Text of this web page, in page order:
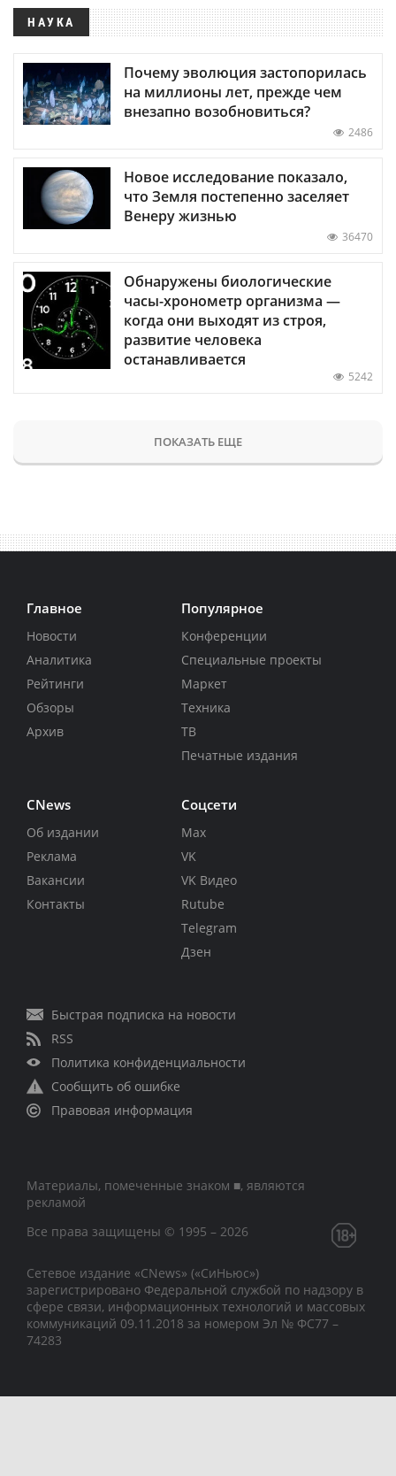
НАУКА
Почему эволюция застопорилась
на миллионы лет, прежде чем
внезапно возобновиться?
2486
Новое исследование показало,
что Земля постепенно заселяет
Венеру жизнью
36470
Обнаружены биологические
часы-хронометр организма —
когда они выходят из строя,
развитие человека
останавливается
5242
ПОКАЗАТЬ ЕЩЕ
Главное
Новости
Аналитика
Рейтинги
Обзоры
Архив
Популярное
Конференции
Специальные проекты
Маркет
Техника
ТВ
Печатные издания
CNews
Об издании
Реклама
Вакансии
Контакты
Соцсети
Max
VK
VK Видео
Rutube
Telegram
Дзен
Быстрая подписка на новости
RSS
Политика конфиденциальности
Сообщить об ошибке
Правовая информация
Материалы, помеченные знаком ■, являются
рекламой
Все права защищены © 1995 – 2026
Сетевое издание «CNews» («СиНьюс»)
зарегистрировано Федеральной службой по надзору в
сфере связи, информационных технологий и массовых
коммуникаций 09.11.2018 за номером Эл № ФС77 –
74283